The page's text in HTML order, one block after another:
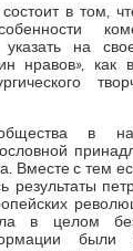
в том,
на
нравов», как
в
Вместе с тем
в целом
были